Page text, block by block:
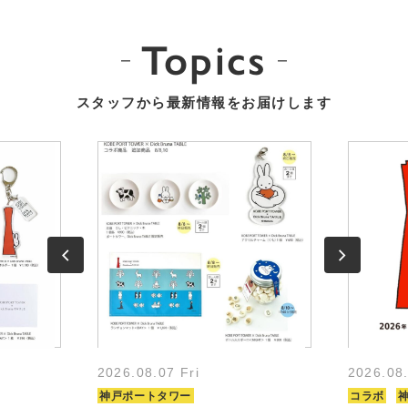
Topics
スタッフから最新情報をお届けします
2026.08.07 Fri
神戸ポートタワー
コラボ